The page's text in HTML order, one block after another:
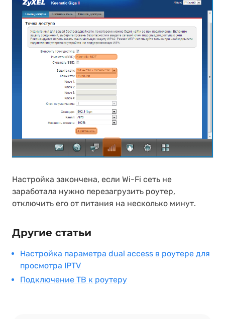
Настройка закончена, если Wi-Fi сеть не
заработала нужно перезагрузить роутер,
отключить его от питания на несколько минут.
Другие статьи
Настройка параметра dual access в роутере для
просмотра IPTV
Подключение ТВ к роутеру